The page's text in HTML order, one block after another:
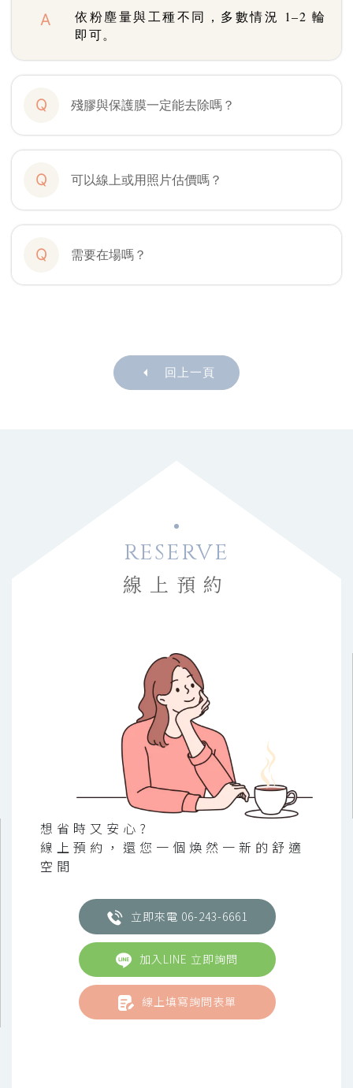
A
依粉塵量與工種不同，多數情況 1–2 輪
即可。
Q 殘膠與保護膜一定能去除嗎？
Q 可以線上或用照片估價嗎？
Q 需要在場嗎？
回上一頁
RESERVE
線上預約
想省時又安心?
線上預約，還您一個煥然一新的舒適
空間
立即來電 06-243-6661
加入LINE 立即詢問
線上填寫詢問表單